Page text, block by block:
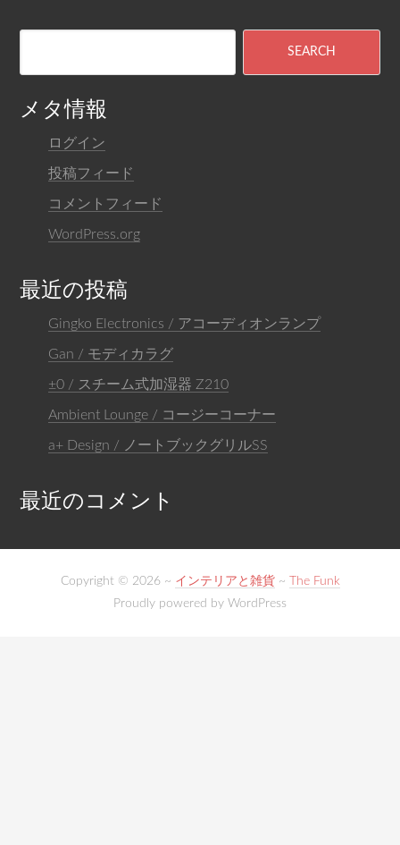
メタ情報
ログイン
投稿フィード
コメントフィード
WordPress.org
最近の投稿
Gingko Electronics / アコーディオンランプ
Gan / モディカラグ
±0 / スチーム式加湿器 Z210
Ambient Lounge / コージーコーナー
a+ Design / ノートブックグリルSS
最近のコメント
Copyright © 2026 ~ インテリアと雑貨~
The Funk
Proudly powered by WordPress